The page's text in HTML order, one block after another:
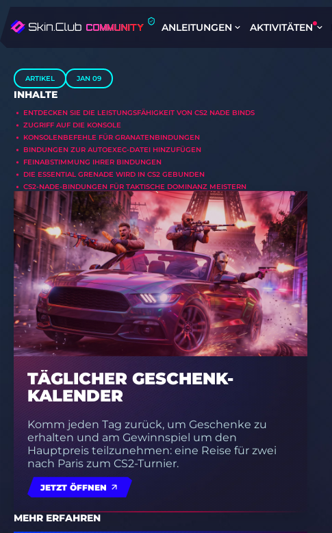
ANLEITUNGEN AKTIVITÄTEN
ARTIKEL JAN 09
INHALTE
ENTDECKEN SIE DIE LEISTUNGSFÄHIGKEIT VON CS2 NADE BINDS
ZUGRIFF AUF DIE KONSOLE
KONSOLENBEFEHLE FÜR GRANATENBINDUNGEN
BINDUNGEN ZUR AUTOEXEC-DATEI HINZUFÜGEN
FEINABSTIMMUNG IHRER BINDUNGEN
DIE ESSENTIAL GRENADE WIRD IN CS2 GEBUNDEN
CS2-NADE-BINDUNGEN FÜR TAKTISCHE DOMINANZ MEISTERN
TÄGLICHER GESCHENK-
KALENDER
Komm jeden Tag zurück, um Geschenke zu
erhalten und am Gewinnspiel um den
Hauptpreis teilzunehmen: eine Reise für zwei
nach Paris zum CS2-Turnier.
JETZT ÖFFNEN
MEHR ERFAHREN